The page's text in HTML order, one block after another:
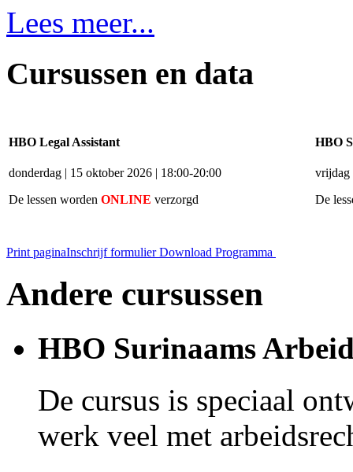
Lees meer...
Cursussen en data
HBO Legal Assistant
donderdag | 15 oktober 2026 | 18:00-20:00
De lessen worden ONLINE verzorgd
HBO
vrijdag
De
Print paginaInschrijf formulierDownload Programma
Andere cursussen
HBO Surinaams
De cursus is speciaal
werk veel met